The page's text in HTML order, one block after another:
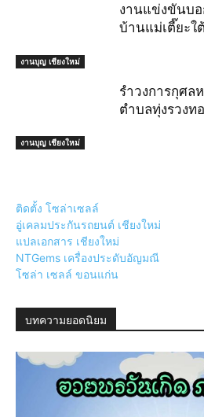
งานบุญ เชียงใหม่
งานแข่งขันบ
บ้านแม่เตี๊ยะใ
งานบุญ เชียงใหม่
รำวงการกุศล
ตำบลทุ่งรวงท
ติดตั้ง โซล่าเซลล์
อู่เคลมประกันรถยนต์ เชียงใหม่
แปลเอกสาร เชียงใหม่
NTGems เครื่องประดับอัญมณี
โซล่า เซลล์ ขอนแก่น
บทความยอดนิยม